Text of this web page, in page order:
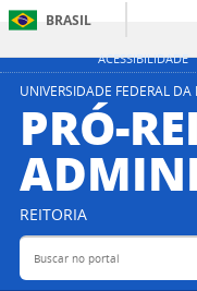
ACESSIBILIDADE
BRASIL
UNIVERSIDADE FEDERAL DA
PRÓ-
REITORIA
Buscar no portal